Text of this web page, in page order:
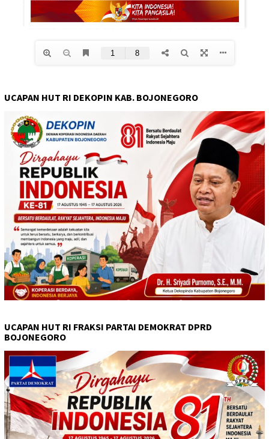
UCAPAN HUT RI DEKOPIN KAB. BOJONEGORO
UCAPAN HUT RI FRAKSI PARTAI DEMOKRAT DPRD
BOJONEGORO